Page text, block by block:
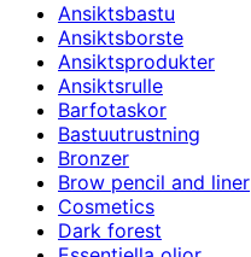
Ansiktsbastu
Ansiktsborste
Ansiktsprodukter
Ansiktsrulle
Barfotaskor
Bastuutrustning
Bronzer
Brow pencil and liner
Cosmetics
Dark forest